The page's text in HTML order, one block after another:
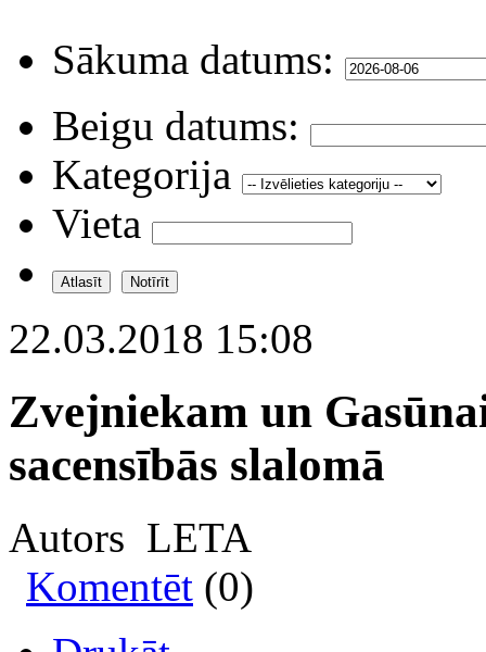
Sākuma datums:
Beigu datums:
Kategorija
Vieta
22.03.2018 15:08
Zvejniekam un
sacensībās slalomā
Autors LETA
Komentēt (0)